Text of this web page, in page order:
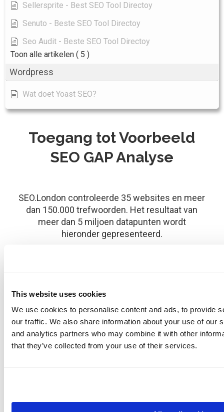
This website uses cookies
We use cookies to personalise content and ads, to provide
our traffic. We also share information about your use of our
and analytics partners who may combine it with other
that they’ve collected from your use of their services.
Sellersprite - Best SEO Tool Directoy
Senuto - Beste SEO Tool Directoy
Seo Audit - Beste SEO Tool Directoy
Toon alle artikelen ( 5 )
Wordpress
Wat doet Yoast SEO?
Toegang tot Voorbeeld
SEO GAP Analyse
SEO.London controleerde 35 websites en meer
dan 150.000 trefwoorden. Het resultaat van
meer dan 5 miljoen datapunten wordt
hieronder gepresenteerd.